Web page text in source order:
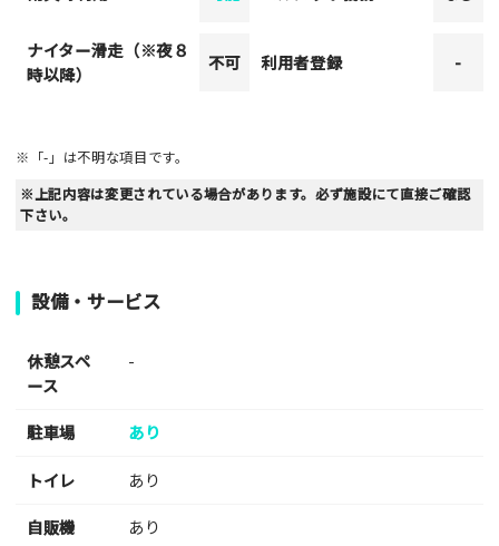
ナイター滑走（※夜８
時以降）
不可 利用者登録 -
※「-」は不明な項目です。
※上記内容は変更されている場合があります。必ず施設にて直接ご確認
下さい。
設備・サービス
休憩スペ
ース
-
駐車場 あり
トイレ
あり
自販機
あり